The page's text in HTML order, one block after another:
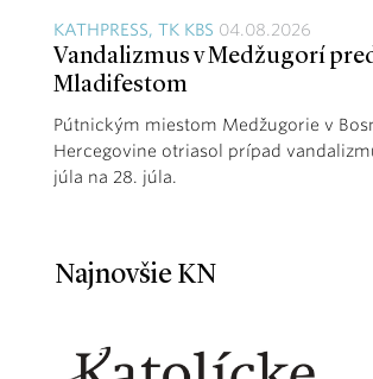
KATHPRESS, TK KBS 04.08.2026
Vandalizmus v Medžugorí
Mladifestom
Pútnickým miestom Medžugorie v
Hercegovine otriasol prípad
júla na 28. júla.
Najnovšie KN